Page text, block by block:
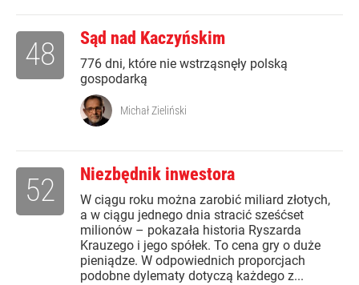
Sąd nad Kaczyńskim
776 dni, które nie wstrząsnęły polską
gospodarką
48
Michał Zieliński
Niezbędnik inwestora
W ciągu roku można zarobić miliard złotych,
a w ciągu jednego dnia stracić sześćset
milionów – pokazała historia Ryszarda
Krauzego i jego spółek. To cena gry o duże
pieniądze. W odpowiednich proporcjach
podobne dylematy dotyczą każdego z...
52